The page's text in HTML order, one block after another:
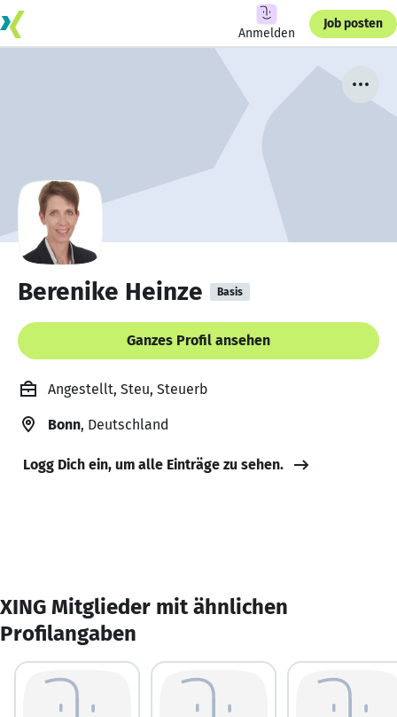
Anmelden
Job posten
Berenike Heinze Basis
Ganzes Profil ansehen
Angestellt, Steu, Steuerb
Bonn, Deutschland
Logg Dich ein, um alle Einträge zu sehen.
XING Mitglieder mit ähnlichen
Profilangaben